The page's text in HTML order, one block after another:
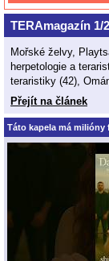
TERAmagazín 1/
Mořské želvy,
herpetologie a
teraristiky (42),
Přejít na článek
Táto kapela má milióny